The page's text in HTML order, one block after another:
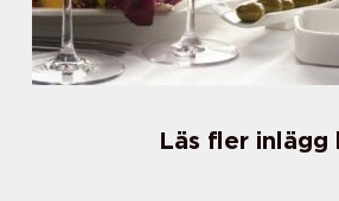
Läs fler inlägg